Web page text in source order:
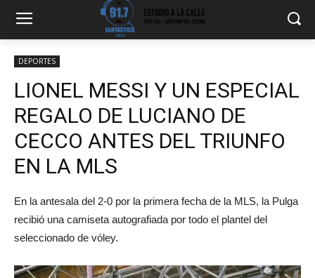
DEPORTES
LIONEL MESSI Y UN ESPECIAL
REGALO DE LUCIANO DE
CECCO ANTES DEL TRIUNFO
EN LA MLS
En la antesala del 2-0 por la primera fecha de la MLS, la Pulga
recibió una camiseta autografiada por todo el plantel del
seleccionado de vóley.